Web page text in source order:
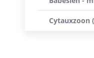
Cytauxzoon